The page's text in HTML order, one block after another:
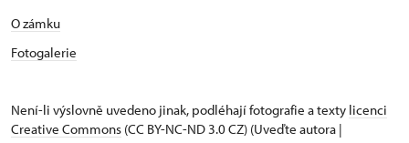
O zámku
Fotogalerie
Není-li výslovně uvedeno jinak, podléhají fotografie a texty licenci
Creative Commons (CC BY-NC-ND 3.0 CZ) (Uveďte autora |